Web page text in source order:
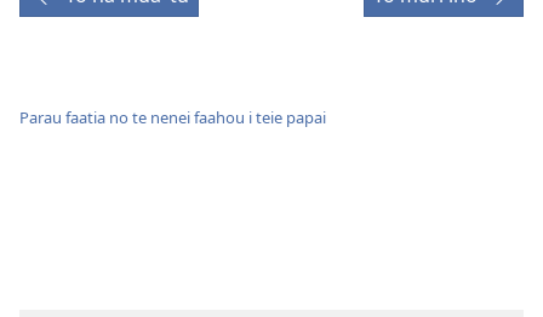
Parau faatia no te nenei faahou i teie papai